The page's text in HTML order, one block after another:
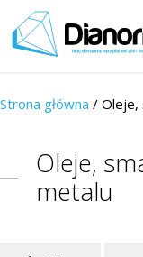
Strona główna / Oleje,
Oleje,
metalu